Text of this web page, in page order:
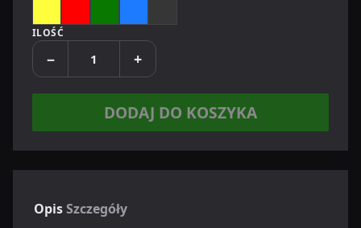
ILOŚĆ
− +
DODAJ DO KOSZYKA
OpisSzczegóły